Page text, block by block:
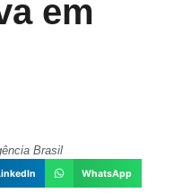
em
Brasil
WhatsApp